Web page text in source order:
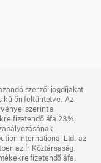
szerzői jogdíjakat,
külön feltüntetve. Az
szerint a
fizetendő áfa 23%,
International Ltd. az
az Ír Köztársaság.
fizetendő áfa.